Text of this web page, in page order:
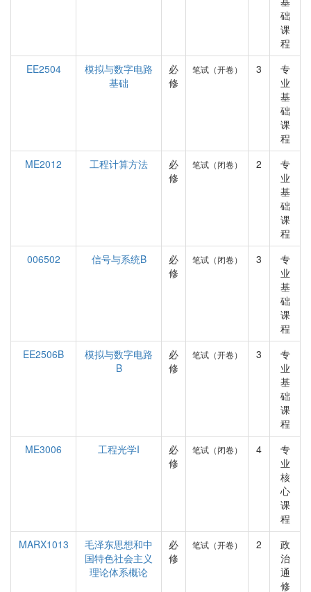
础
课
程
EE2504
模拟与数字电路
基础
必
修
笔试（开卷） 3
专
业
基
础
课
程
ME2012
工程计算方法
必
修
笔试（闭卷） 2
专
业
基
础
课
程
006502
信号与系统B
必
修
笔试（闭卷） 3
专
业
基
础
课
程
EE2506B
模拟与数字电路
B
必
修
笔试（开卷） 3
专
业
基
础
课
程
ME3006
工程光学I
必
修
笔试（闭卷） 4
专
业
核
心
课
程
MARX1013
毛泽东思想和中
国特色社会主义
理论体系概论
必
修
笔试（开卷） 2
政
治
通
修